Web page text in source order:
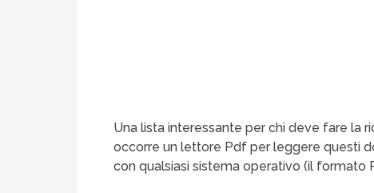
Una lista interessante per chi deve fare la
occorre un lettore Pdf per leggere questi
con qualsiasi sistema operativo (il formato